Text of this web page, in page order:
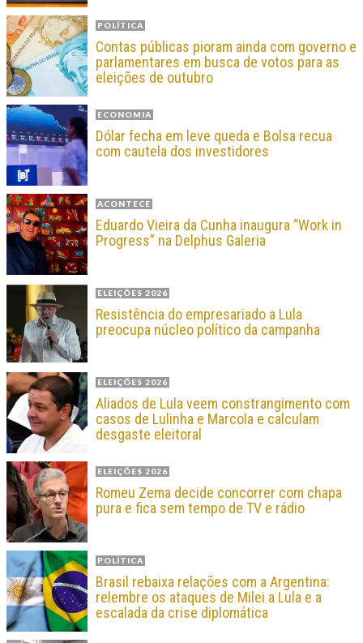
POLÍTICA
Contas públicas pioram ainda com governo e
parlamentares em busca de votos para as
eleições de outubro
ECONOMIA
Dólar fecha em leve queda e Bolsa recua
com cautela dos investidores
ACONTECE
Eduardo Vieira da Cunha inaugura “Work in
Progress” na Delphus Galeria
ELEIÇÕES 2026
Resistência do empresariado a Lula
preocupa núcleo político da campanha
ELEIÇÕES 2026
Aliados de Lula veem constrangimento com
casos de Lulinha e Marcola e calculam
desgaste eleitoral
ELEIÇÕES 2026
Romeu Zema decide concorrer com chapa
pura e fica sem tempo de TV e rádio
POLÍTICA
Brasil rebaixa relações com a Argentina:
relembre os ataques de Milei a Lula e a
escalada da crise diplomática